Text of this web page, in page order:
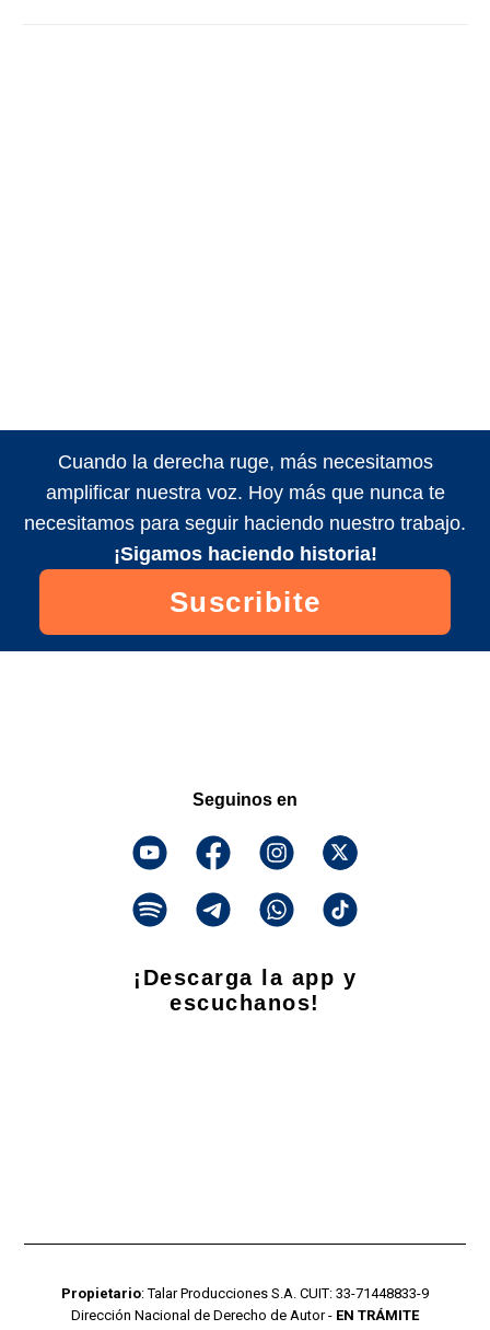
Cuando la derecha ruge, más necesitamos
amplificar nuestra voz. Hoy más que nunca te
necesitamos para seguir haciendo nuestro trabajo.
¡Sigamos haciendo historia!
Suscribite
Seguinos en
¡Descarga la app y
escuchanos!
Propietario: Talar Producciones S.A. CUIT: 33-71448833-9
Dirección Nacional de Derecho de Autor - EN TRÁMITE